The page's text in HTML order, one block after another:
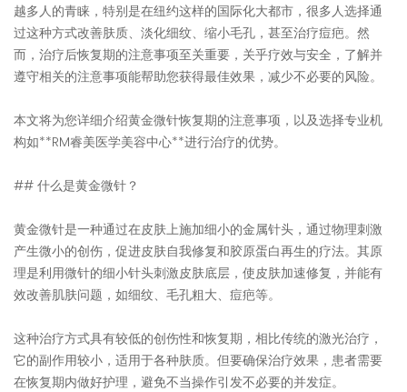
越多人的青睐，特别是在纽约这样的国际化大都市，很多人选择通
过这种方式改善肤质、淡化细纹、缩小毛孔，甚至治疗痘疤。然
而，治疗后恢复期的注意事项至关重要，关乎疗效与安全，了解并
遵守相关的注意事项能帮助您获得最佳效果，减少不必要的风险。
本文将为您详细介绍黄金微针恢复期的注意事项，以及选择专业机
构如**RM睿美医学美容中心**进行治疗的优势。
## 什么是黄金微针？
黄金微针是一种通过在皮肤上施加细小的金属针头，通过物理刺激
产生微小的创伤，促进皮肤自我修复和胶原蛋白再生的疗法。其原
理是利用微针的细小针头刺激皮肤底层，使皮肤加速修复，并能有
效改善肌肤问题，如细纹、毛孔粗大、痘疤等。
这种治疗方式具有较低的创伤性和恢复期，相比传统的激光治疗，
它的副作用较小，适用于各种肤质。但要确保治疗效果，患者需要
在恢复期内做好护理，避免不当操作引发不必要的并发症。